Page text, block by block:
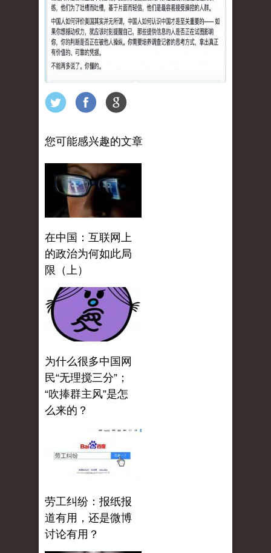
您可能感兴趣的文章
在中国：互联网上
的政治为何如此局
限（上）
为什么很多中国网
民“无理搅三分”；
“吹捧群主风”是怎
么来的？
劳工纠纷：报纸报
道有用，还是微博
讨论有用？